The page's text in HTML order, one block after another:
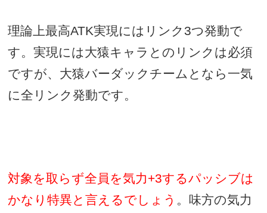
理論上最高ATK実現にはリンク 3つ発動で
す。実現には大猿キャラとのリンクは必須
ですが、大猿バーダックチームとなら一気
に全リンク発動です。
対象を取らず全員を気力+3するパッシブは
かなり特異と言えるでしょう 。味方の気力